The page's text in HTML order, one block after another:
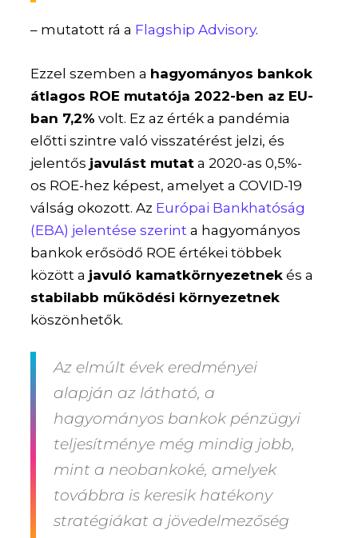
– ​mutatott rá a Flagship Advisory.
Ezzel szemben a hagyományos bankok
átlagos ROE mutatója 2022-ben az EU-
ban 7,2% volt. Ez az érték a pandémia
előtti szintre való visszatérést jelzi, és
jelentős javulást mutat a 2020-as 0,5%-
os ROE-hez képest, amelyet a COVID-19
válság okozott. Az Európai Bankhatóság
(EBA) jelentése szerint a hagyományos
bankok erősödő ROE értékei többek
között a javuló kamatkörnyezetnek és a
stabilabb működési környezetnek
köszönhetők​.
Az elmúlt évek eredményei
alapján az látható, a
hagyományos bankok pénzügyi
teljesítménye még mindig jobb,
mint a neobankoké, amelyek
továbbra is keresik hatékony
stratégiákat a jövedelmezőség